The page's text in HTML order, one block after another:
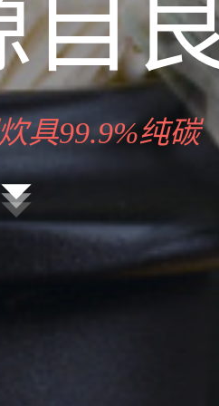
自
具99.9%纯碳